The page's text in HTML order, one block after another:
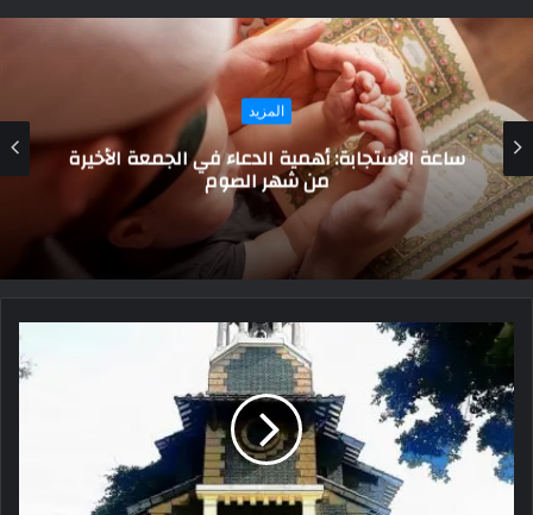
أهم الاخبار
محافظ شمال سيناء يستقبل إبراهيم العرجاني
تمهيدًا لافتتاح «مدينة السلام» جنوب رفح